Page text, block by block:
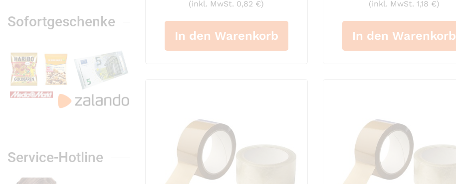
Sofortgeschenke
Service-Hotline
(inkl. MwSt. 0,82 €)
In den Warenkorb
(inkl. MwSt. 1,18 €)
In den Warenkorb